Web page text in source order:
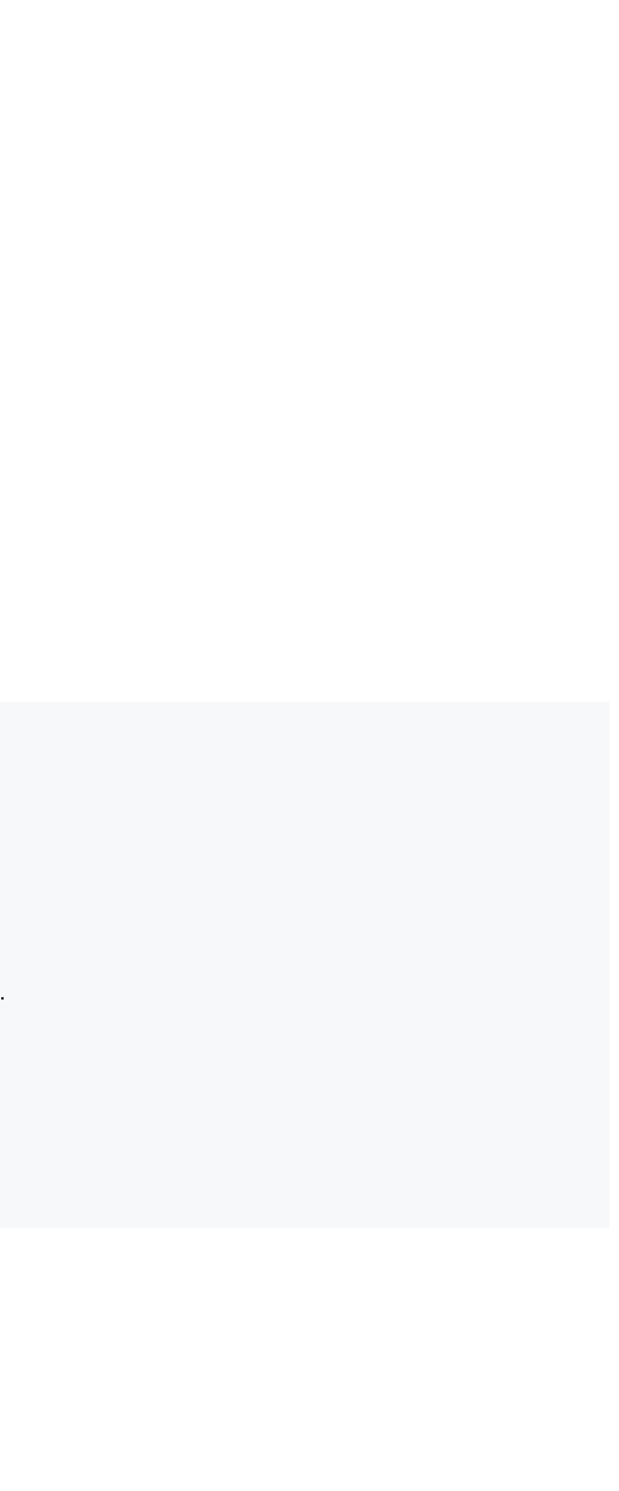
قبل تأكيد التحويل حتى تعرف بالضبط ما ستدفعه. تعني رسومنا المنخفضة المزيد من التوفير لك.